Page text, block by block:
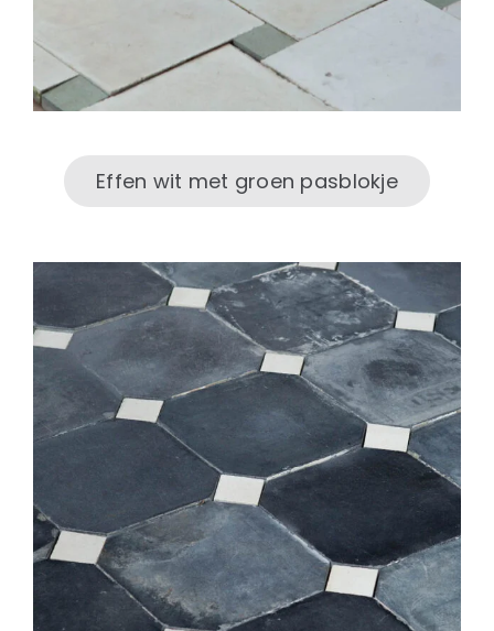
Effen wit met groen pasblokje